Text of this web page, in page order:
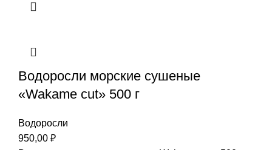
Водоросли морские сушеные
«Wakame cut» 500 г
Водоросли
950,00 ₽